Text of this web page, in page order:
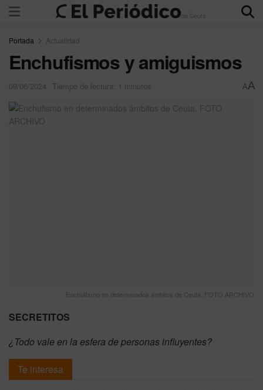
Portada Actualidad
Enchufismos y amiguismos
09/06/2024 Tiempo de lectura: 1 minutos AA
Enchufismo en determinados ámbitos de Ceuta. FOTO ARCHIVO
SECRETITOS
¿Todo vale en la esfera de personas influyentes?
Te interesa